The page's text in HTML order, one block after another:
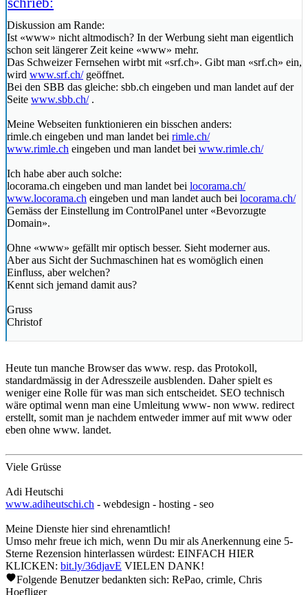
Diskussion am Rande:
Ist «www» nicht altmodisch? In der Werbung sieht man eigentlich
schon seit längerer Zeit keine «www» mehr.
Das Schweizer Fernsehen wirbt mit «srf.ch». Gibt man «srf.ch» ein,
wird www.srf.ch/geöffnet.
Bei den SBB das gleiche: sbb.ch eingeben und man landet auf der
Seite www.sbb.ch/.
Meine Webseiten funktionieren ein bisschen anders:
rimle.ch eingeben und man landet bei rimle.ch/
www.rimle.ch eingeben und man landet bei www.rimle.ch/
Ich habe aber auch solche:
locorama.ch eingeben und man landet bei locorama.ch/
www.locorama.ch eingeben und man landet auch bei locorama.ch/
Gemäss der Einstellung im ControlPanel unter «Bevorzugte
Domain».
Ohne «www» gefällt mir optisch besser. Sieht moderner aus.
Aber aus Sicht der Suchmaschinen hat es womöglich einen
Einfluss, aber welchen?
Kennt sich jemand damit aus?
Gruss
Christof
Heute tun manche Browser das www. resp. das Protokoll,
standardmässig in der Adresszeile ausblenden. Daher spielt es
weniger eine Rolle für was man sich entscheidet. SEO technisch
wäre optimal wenn man eine Umleitung www- non www. redirect
erstellt, somit man je nachdem entweder immer auf mit www oder
eben ohne www. landet.
Viele Grüsse
Adi Heutschi
www.adiheutschi.ch - webdesign - hosting - seo
Meine Dienste hier sind ehrenamtlich!
Umso mehr freue ich mich, wenn Du mir als Anerkennung eine 5-
Sterne Rezension hinterlassen würdest: EINFACH HIER
KLICKEN: bit.ly/36djavE VIELEN DANK!
Folgende Benutzer bedankten sich: RePao, crimle, Chris
Hoefliger